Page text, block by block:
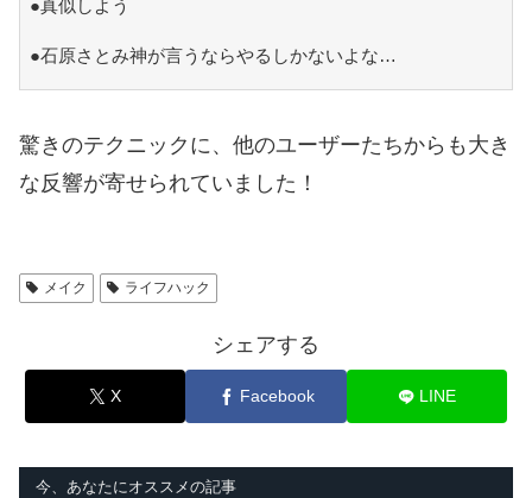
●真似しよう
●石原さとみ神が言うならやるしかないよな…
驚きのテクニックに、他のユーザーたちからも大き
な反響が寄せられていました！
メイク ライフハック
シェアする
X Facebook LINE
今、あなたにオススメの記事